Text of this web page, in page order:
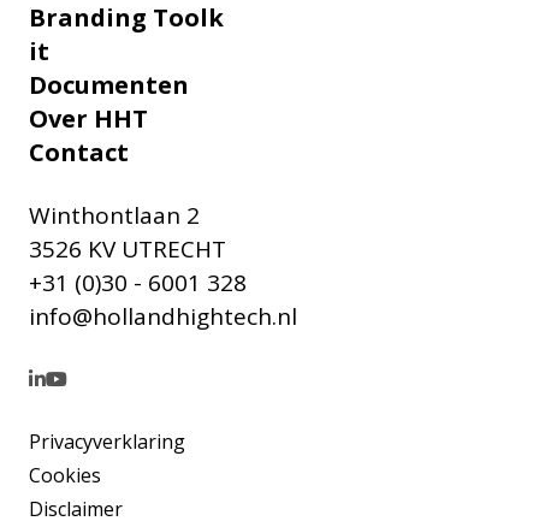
Branding Toolk
it
Documenten
Over HHT
Contact
Winthontlaan 2
3526 KV UTRECHT
+31 (0)30 - 6001 328
info@hollandhightech.nl
Privacyverklaring
Cookies
Disclaimer